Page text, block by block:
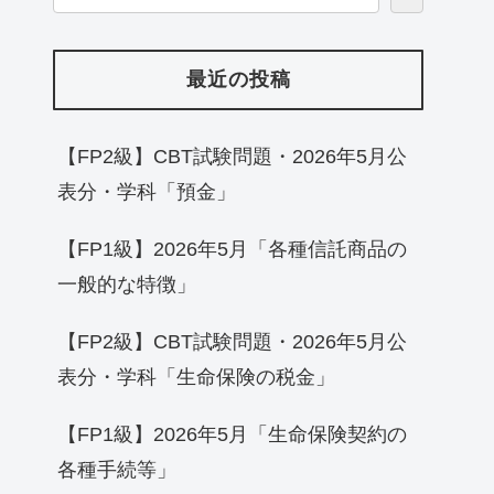
最近の投稿
【FP2級】CBT試験問題・2026年5月公
表分・学科「預金」
【FP1級】2026年5月「各種信託商品の
一般的な特徴」
【FP2級】CBT試験問題・2026年5月公
表分・学科「生命保険の税金」
【FP1級】2026年5月「生命保険契約の
各種手続等」